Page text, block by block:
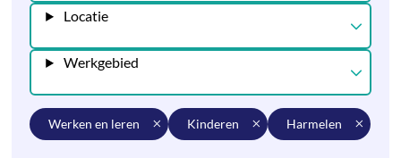
Locatie
Werkgebied
werken en leren kinderen harmelen